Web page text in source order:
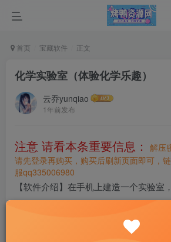
首页 宝藏软件 正文
化学实验室（体验化学乐趣）
云乔yunqiao
1年前发布
注意 请看本条重要信息：
解压
请先登录再购买，购买后刷新页面即可，
服qq335006980
【软件介绍】在手机上建造一个实验室
可供实验，按照现实世界模拟还原。